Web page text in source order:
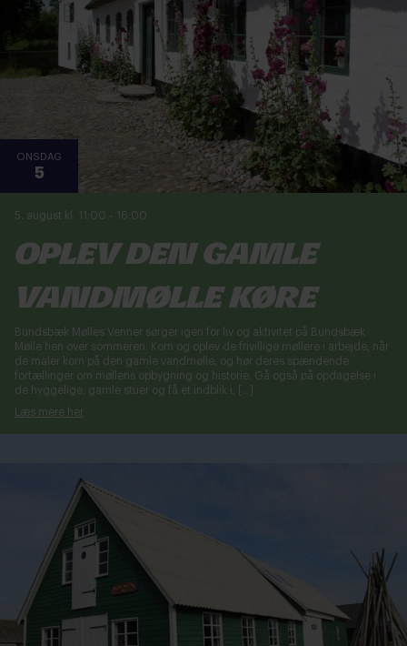
ONSDAG
5
5. august kl. 11:00 - 16:00
Oplev den gamle
vandmølle køre
Bundsbæk Mølles Venner sørger igen for liv og aktivitet på Bundsbæk
Mølle hen over sommeren. Kom og oplev de frivillige møllere i arbejde, når
de maler korn på den gamle vandmølle, og hør deres spændende
fortællinger om møllens opbygning og historie. Gå også på opdagelse i
de hyggelige, gamle stuer og få et indblik i, […]
Læs mere her